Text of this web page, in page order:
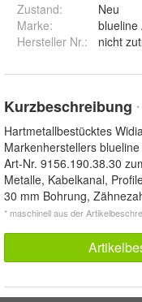
Zustand:
Neu
Marke:
blueline
Hersteller Nr.:
nicht
Kurzbeschreibung *
Hartmetallbestücktes
Markenherstellers
Art-Nr. 9156.190.38.30
Metalle, Kabelkanal,
30 mm Bohrung,
* maschinell aus der